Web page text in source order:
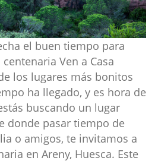
el buen tiempo para
Ven a Casa
los lugares más bonitos
ha llegado, y es hora de
buscando un lugar
donde pasar tiempo de
o amigos, te invitamos a
en Areny, Huesca. Este